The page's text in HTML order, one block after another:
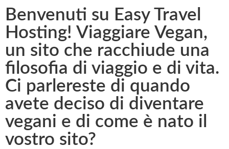
Benvenuti su Easy Travel
Hosting! Viaggiare Vegan,
un sito che racchiude una
filosofia di viaggio e di vita.
Ci parlereste di quando
avete deciso di diventare
vegani e di come è nato il
vostro sito?